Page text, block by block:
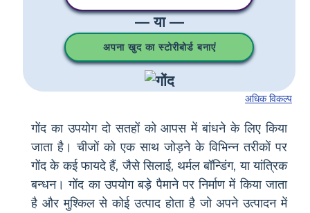
— या —
अपना खुद का स्टोरीबोर्ड बनाएं
अधिक विकल्प
गोंद का उपयोग दो सतहों को आपस में बांधने के लिए किया
जाता है। चीजों को एक साथ जोड़ने के विभिन्न तरीकों पर
गोंद के कई फायदे हैं, जैसे सिलाई, थर्मल बॉन्डिंग, या यांत्रिक
बन्धन। गोंद का उपयोग बड़े पैमाने पर निर्माण में किया जाता
है और मुश्किल से कोई उत्पाद होता है जो अपने उत्पादन में